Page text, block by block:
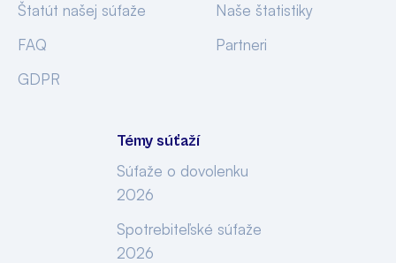
Štatút našej súťaže
FAQ
GDPR
Naše štatistiky
Partneri
Témy súťaží
Súťaže o dovolenku
2026
Spotrebiteľské súťaže
2026